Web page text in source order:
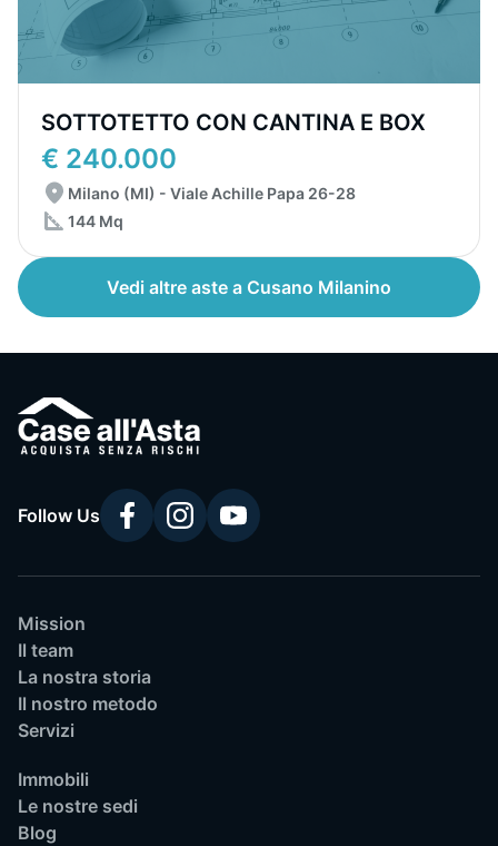
SOTTOTETTO CON CANTINA E BOX
€ 240.000
Milano (MI) - Viale Achille Papa 26-28
144 Mq
Vedi altre aste a Cusano Milanino
Follow Us
Mission
Il team
La nostra storia
Il nostro metodo
Servizi
Immobili
Le nostre sedi
Blog